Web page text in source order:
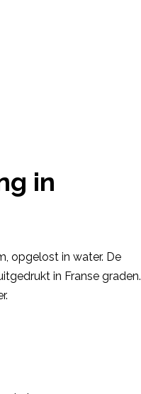
in
opgelost in water. De
in Franse graden.